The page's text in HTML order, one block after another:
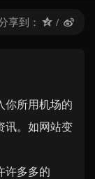
享到：
你所用机场的
讯。如网站变
许多多的